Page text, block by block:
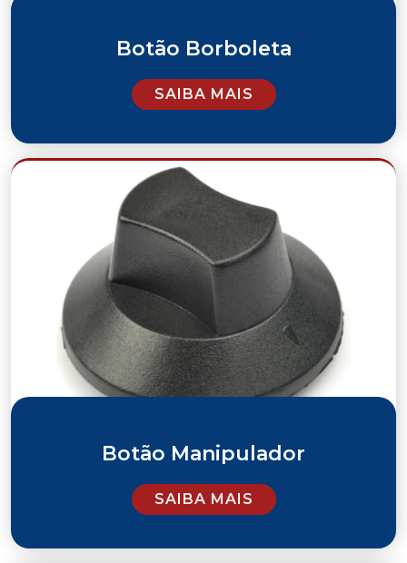
Botão Borboleta
SAIBA MAIS
Botão Manipulador
SAIBA MAIS